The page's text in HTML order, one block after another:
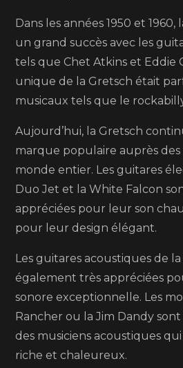
musiciens
depuis
plus
de
100
ans
Dans les années 1950 et
un grand succès avec les
tels que Chet Atkins et Eddie
unique de la Gretsch était
musicaux tels que le
Aujourd’hui, la Gretsch
marque populaire auprès des
monde entier. Les guitares
Duo Jet et la White Falcon
appréciées pour leur son
pour leur design élégant.
Les guitares acoustiques de
également très appréciées
sonore exceptionnelle. Les
Rancher ou la Jim Dandy
des musiciens acoustiques
riche et chaleureux.